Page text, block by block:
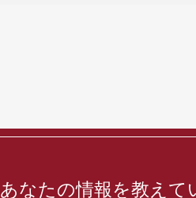
あなたの情報を教え